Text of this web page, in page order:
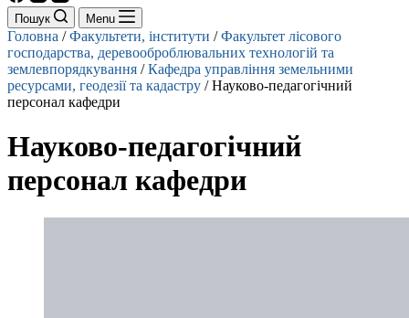
Пошук Menu
Головна /Факультети, інститути /Факультет лісового
господарства, деревооброблювальних технологій та
землевпорядкування /Кафедра управління земельними
ресурсами, геодезії та кадастру /Науково-педагогічний
персонал кафедри
Науково-педагогічний
персонал кафедри